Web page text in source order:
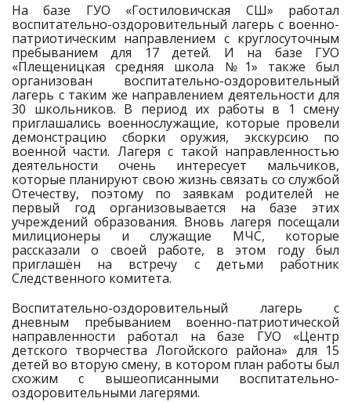
На базе ГУО «Гостиловичская СШ» работал
воспитательно-оздоровительный лагерь с военно-
патриотическим направлением с круглосуточным
пребыванием для 17 детей. И на базе ГУО
«Плещеницкая средняя школа №1» также был
организован воспитательно-оздоровительный
лагерь с таким же направлением деятельности для
30 школьников. В период их работы в 1 смену
приглашались военнослужащие, которые провели
демонстрацию сборки оружия, экскурсию по
военной части. Лагеря с такой направленностью
деятельности очень интересует мальчиков,
которые планируют свою жизнь связать со службой
Отечеству, поэтому по заявкам родителей не
первый год организовывается на базе этих
учреждений образования. Вновь лагеря посещали
милиционеры и служащие МЧС, которые
рассказали о своей работе, в этом году был
приглашён на встречу с детьми работник
Следственного комитета.
Воспитательно-оздоровительный лагерь с
дневным пребыванием военно-патриотической
направленности работал на базе ГУО «Центр
детского творчества Логойского района» для 15
детей во вторую смену, в котором план работы был
схожим с вышеописанными воспитательно-
оздоровительными лагерями.